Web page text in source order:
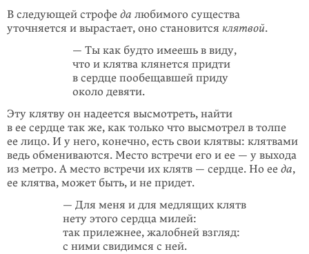
В следующей строфе да любимого существа
уточняется и вырастает, оно становится клятвой.
— Ты как будто имеешь в виду,
что и клятва клянется придти
в сердце пообещавшей приду
около девяти.
Эту клятву он надеется высмотреть, найти
в ее сердце так же, как только что высмотрел в толпе
ее лицо. И у него, конечно, есть свои клятвы: клятвами
ведь обмениваются. Место встречи его и ее — у выхода
из метро. А место встречи их клятв — сердце. Но ее да,
ее клятва, может быть, и не придет.
— Для меня и для медлящих клятв
нету этого сердца милей:
так прилежнее, жалобней взгляд:
с ними свидимся с ней.